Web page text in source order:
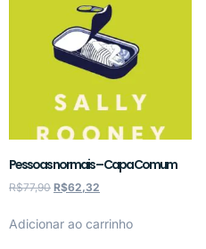
Pessoas normais – Capa Comum
R$77,90 R$62,32
Adicionar ao carrinho